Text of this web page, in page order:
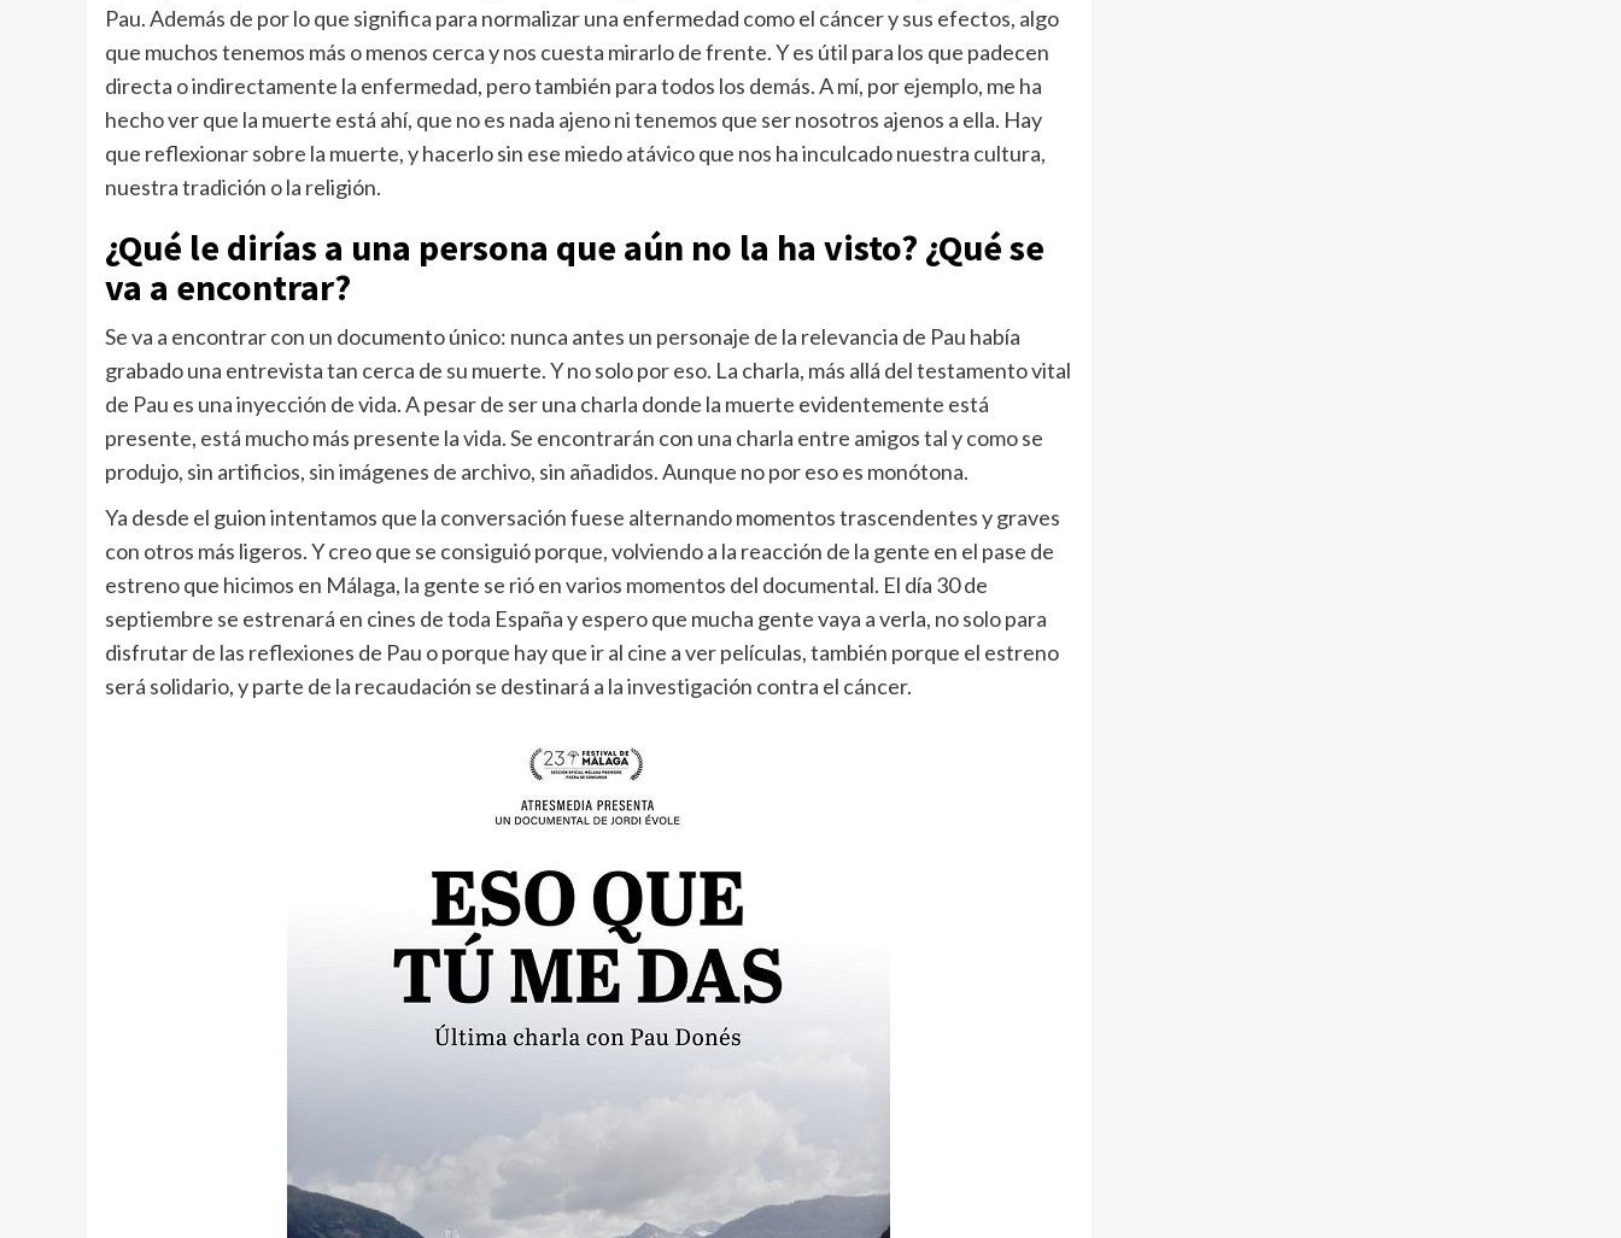
Pau. Además de por lo que significa para normalizar una enfermedad como el cáncer y sus efectos, algo
que muchos tenemos más o menos cerca y nos cuesta mirarlo de frente. Y es útil para los que padecen
directa o indirectamente la enfermedad, pero también para todos los demás. A mí, por ejemplo, me ha
hecho ver que la muerte está ahí, que no es nada ajeno ni tenemos que ser nosotros ajenos a ella. Hay
que reflexionar sobre la muerte, y hacerlo sin ese miedo atávico que nos ha inculcado nuestra cultura,
nuestra tradición o la religión.
¿Qué le dirías a una persona que aún no la ha visto? ¿Qué se
va a encontrar?
Se va a encontrar con un documento único: nunca antes un personaje de la relevancia de Pau había
grabado una entrevista tan cerca de su muerte. Y no solo por eso. La charla, más allá del testamento vital
de Pau es una inyección de vida. A pesar de ser una charla donde la muerte evidentemente está
presente, está mucho más presente la vida. Se encontrarán con una charla entre amigos tal y como se
produjo, sin artificios, sin imágenes de archivo, sin añadidos. Aunque no por eso es monótona.
Ya desde el guion intentamos que la conversación fuese alternando momentos trascendentes y graves
con otros más ligeros. Y creo que se consiguió porque, volviendo a la reacción de la gente en el pase de
estreno que hicimos en Málaga, la gente se rió en varios momentos del documental. El día 30 de
septiembre se estrenará en cines de toda España y espero que mucha gente vaya a verla, no solo para
disfrutar de las reflexiones de Pau o porque hay que ir al cine a ver películas, también porque el estreno
será solidario, y parte de la recaudación se destinará a la investigación contra el cáncer.